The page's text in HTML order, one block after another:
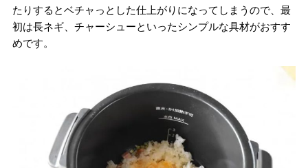
たりするとベチャっとした仕上がりになってしまうので、最
初は長ネギ、チャーシューといったシンプルな具材がおすす
めです。